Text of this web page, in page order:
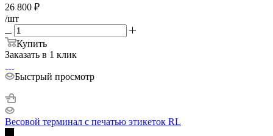
26 800 ₽
/шт
Купить
Заказать в 1 клик
Быстрый просмотр
Весовой терминал с печатью этикеток RL